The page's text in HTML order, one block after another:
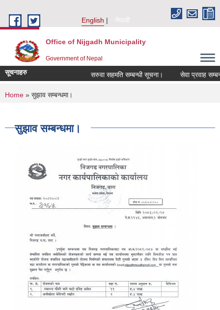
English
नेपाली
Office of Nijgadh Municipality
Government of Nepal
सूचनाहरु सरुवा सहमति सम्बन्धी सूचना। सेवा प्रवाह
You are here
Home » सुझाव सम्बन्धमा।
सुझाव सम्बन्धमा।